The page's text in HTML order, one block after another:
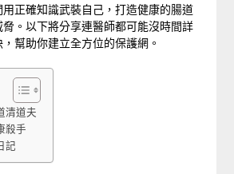
正確知識武裝自己，打造健康的腸道
。以下將分享連醫師都可能沒時間詳
幫助你建立全方位的保護網。
清道夫
殺手
記